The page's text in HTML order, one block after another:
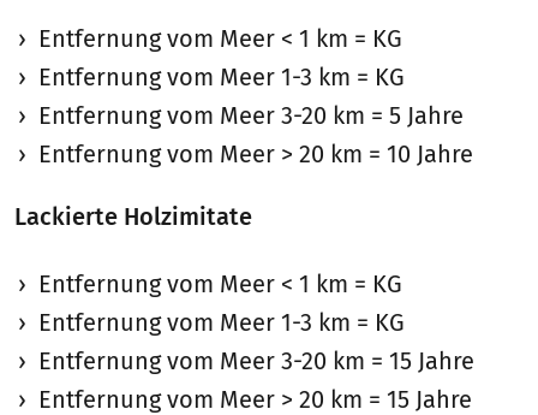
Entfernung vom Meer < 1 km = KG
Entfernung vom Meer 1-3 km = KG
Entfernung vom Meer 3-20 km = 5 Jahre
Entfernung vom Meer > 20 km = 10 Jahre
Lackierte Holzimitate
Entfernung vom Meer < 1 km = KG
Entfernung vom Meer 1-3 km = KG
Entfernung vom Meer 3-20 km = 15 Jahre
Entfernung vom Meer > 20 km = 15 Jahre